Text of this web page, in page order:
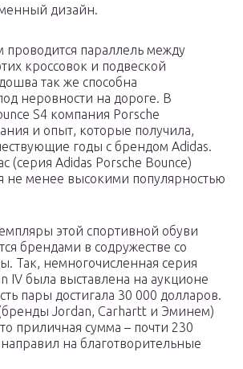
дизайн.
проводится параллель между
кроссовок и подвеской
так же способна
неровности на дороге. В
S4 компания Porsche
и опыт, которые получила,
годы с брендом Adidas.
(серия Adidas Porsche Bounce)
не менее высокими популярностью
этой спортивной обуви
брендами в содружестве со
Так, немногочисленная серия
IV была выставлена на аукционе
пары достигала 30 000 долларов.
Jordan, Carhartt и Эминем)
приличная сумма – почти 230
на благотворительные